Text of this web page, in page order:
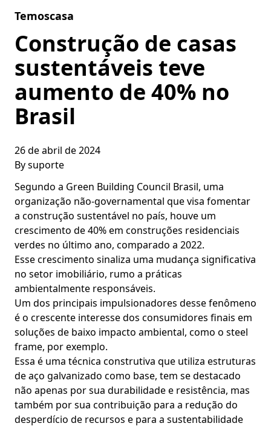
Temoscasa
Construção de casas
sustentáveis teve
aumento de 40% no
Brasil
26 de abril de 2024
Bysuporte
Segundo a Green Building Council Brasil, uma
organização não-governamental que visa fomentar
a construção sustentável no país, houve um
crescimento de 40% em construções residenciais
verdes no último ano, comparado a 2022.
Esse crescimento sinaliza uma mudança significativa
no setor imobiliário, rumo a práticas
ambientalmente responsáveis.
Um dos principais impulsionadores desse fenômeno
é o crescente interesse dos consumidores finais em
soluções de baixo impacto ambiental, como o steel
frame, por exemplo.
Essa é uma técnica construtiva que utiliza estruturas
de aço galvanizado como base, tem se destacado
não apenas por sua durabilidade e resistência, mas
também por sua contribuição para a redução do
desperdício de recursos e para a sustentabilidade